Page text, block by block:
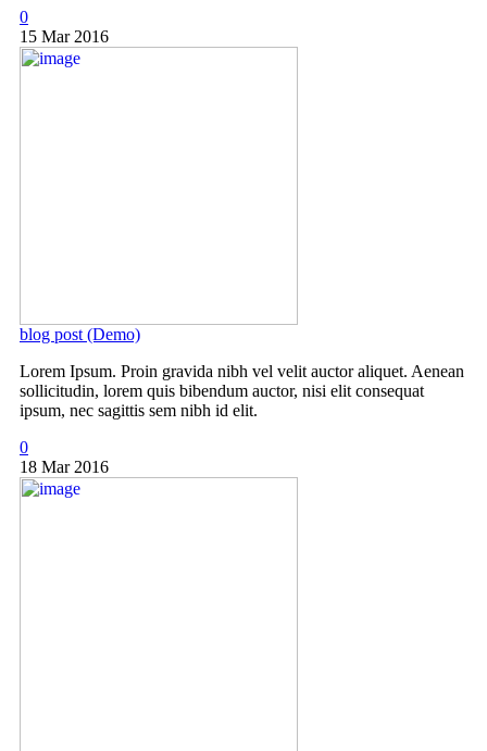
0
15 Mar 2016
blog post (Demo)
Lorem Ipsum. Proin gravida nibh vel velit auctor aliquet. Aenean
sollicitudin, lorem quis bibendum auctor, nisi elit consequat
ipsum, nec sagittis sem nibh id elit.
0
18 Mar 2016